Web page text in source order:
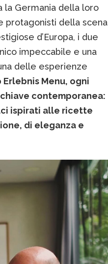
la Germania della loro
protagonisti della scena
d’Europa, i due
impeccabile e una
delle esperienze
Erlebnis Menu, ogni
contemporanea:
ispirati alle ricette
di eleganza e